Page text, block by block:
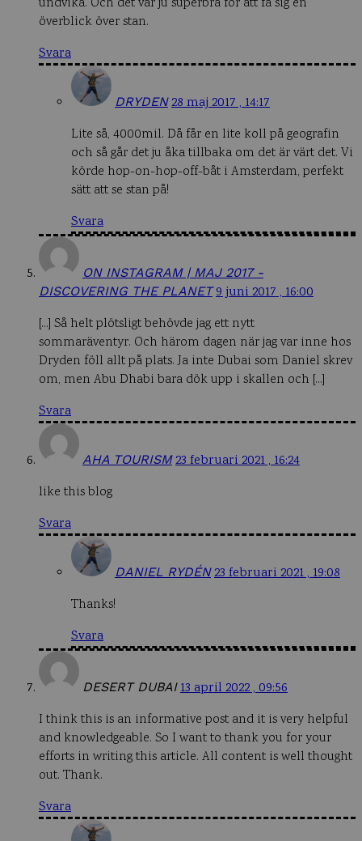
överblick över stan.
Svara
DRYDEN 28 maj 2017 , 14:17
Lite så, 4000mil. Då får en lite koll på geografin
och så går det ju åka tillbaka om det är värt det. Vi
körde hop-on-hop-off-båt i Amsterdam, perfekt
sätt att se stan på!
Svara
ON INSTAGRAM | MAJ 2017 -
DISCOVERING THE PLANET 9 juni 2017 , 16:00
[…] Så helt plötsligt behövde jag ett nytt
sommaräventyr. Och härom dagen när jag var inne hos
Dryden föll allt på plats. Ja inte Dubai som Daniel skrev
om, men Abu Dhabi bara dök upp i skallen och […]
Svara
AHA TOURISM 23 februari 2021 , 16:24
like this blog
Svara
DANIEL RYDÉN 23 februari 2021 , 19:08
Thanks!
Svara
DESERT DUBAI 13 april 2022 , 09:56
I think this is an informative post and it is very helpful
and knowledgeable. So I want to thank you for your
efforts in writing this article. All content is well thought
out. Thank.
Svara